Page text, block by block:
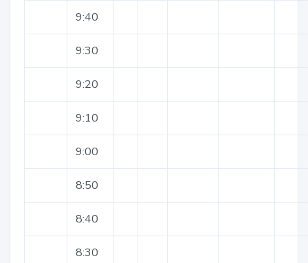
9:40
9:30
9:20
9:10
9:00
8:50
8:40
8:30